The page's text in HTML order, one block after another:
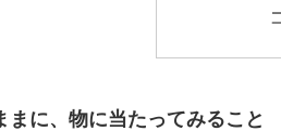
まに、物に当たってみること